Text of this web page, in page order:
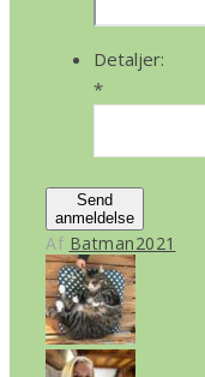
Detaljer:
*
Send
anmeldelse
Af Batman2021